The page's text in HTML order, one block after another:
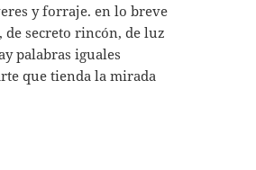
y forraje. en lo breve
secreto rincón, de luz
palabras iguales
que tienda la mirada